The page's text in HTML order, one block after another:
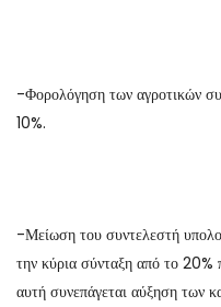
-Φορολόγηση των αγροτικών
10%.
-Μείωση του συντελεστή
την κύρια σύνταξη από το
αυτή συνεπάγεται αύξηση των